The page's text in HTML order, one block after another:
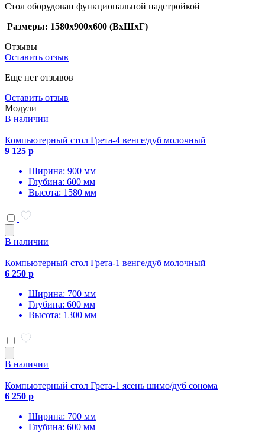
Стол оборудован функциональной надстройкой
Размеры: 1580х900х600 (ВхШхГ)
Отзывы
Оставить отзыв
Еще нет отзывов
Оставить отзыв
Модули
В наличии
Компьютерный стол Грета-4 венге/дуб молочный
9 125 р
Ширина: 900 мм
Глубина: 600 мм
Высота: 1580 мм
В наличии
Компьютерный стол Грета-1 венге/дуб молочный
6 250 р
Ширина: 700 мм
Глубина: 600 мм
Высота: 1300 мм
В наличии
Компьютерный стол Грета-1 ясень шимо/дуб сонома
6 250 р
Ширина: 700 мм
Глубина: 600 мм